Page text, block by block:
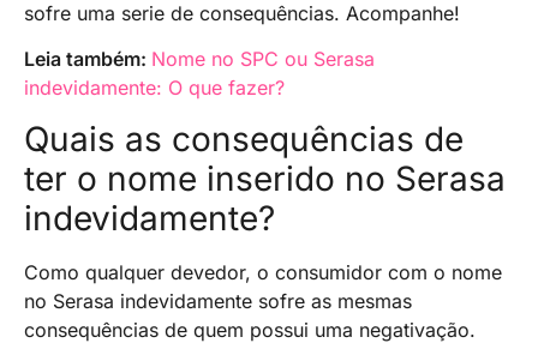
sofre uma serie de consequências. Acompanhe!
Leia também: Nome no SPC ou Serasa
indevidamente: O que fazer?
Quais as consequências de
ter o nome inserido no Serasa
indevidamente?
Como qualquer devedor, o consumidor com o nome
no Serasa indevidamente sofre as mesmas
consequências de quem possui uma negativação.